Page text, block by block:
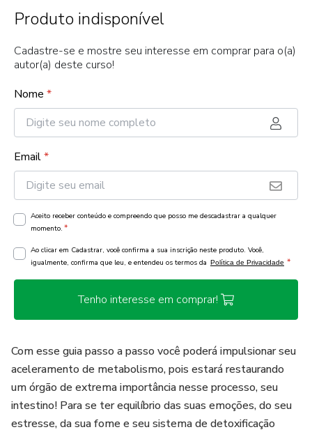
Produto indisponível
Cadastre-se e mostre seu interesse em comprar para o(a)
autor(a) deste curso!
Nome *
Email*
Aceito receber conteúdo e compreendo que posso me descadastrar a qualquer
momento. *
Ao clicar em Cadastrar, você confirma a sua inscrição neste produto. Você,
igualmente, confirma que leu, e entendeu os termos da Política de Privacidade *
Tenho interesse em comprar!
Com esse guia passo a passo você poderá impulsionar seu
aceleramento de metabolismo, pois estará restaurando
um órgão de extrema importância nesse processo, seu
intestino! Para se ter equilíbrio das suas emoções, do seu
estresse, da sua fome e seu sistema de detoxificação